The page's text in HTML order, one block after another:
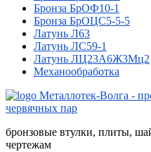
Бронза БрОФ10-1
Бронза БрОЦС5-5-5
Латунь Л63
Латунь ЛС59-1
Латунь ЛЦ23А6Ж3Мц2
Механообработка
бронзовые втулки, плиты,
чертежам